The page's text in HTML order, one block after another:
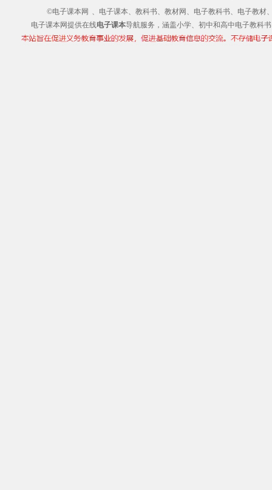
©电子课本网 、电子课本、教科书、教材网、电子教科书、电子教材
电子课本网提供在线电子课本导航服务，涵盖小学、初中和高中电子教科